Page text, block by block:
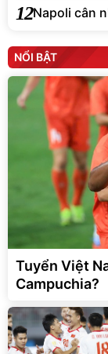
12Napoli cân
NỔI BẬT
Tuyển Việt
Campuchia?